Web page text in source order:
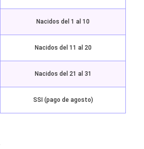
Nacidos del 1 al 10
Nacidos del 11 al 20
Nacidos del 21 al 31
SSI (pago de agosto)